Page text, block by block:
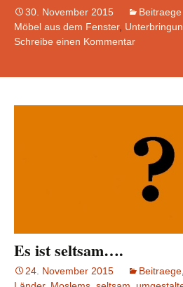
30. November 2015 Beitraege
Möbel aus dem Fenster,
Schreibe einen Kommentar
Es ist seltsam….
24. November 2015 Beitraege